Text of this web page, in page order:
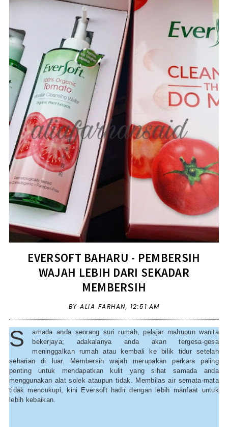
EVERSOFT BAHARU - PEMBERSIH
WAJAH LEBIH DARI SEKADAR
MEMBERSIH
BY ALIA FARHAN, 12:51 AM
S
amada anda seorang suri rumah, pelajar mahupun wanita
bekerjaya; adakalanya anda akan tergesa-gesa
meninggalkan rumah atau kembali ke bilik tidur setelah
seharian di luar. Membersih wajah merupakan perkara paling
penting untuk mendapatkan kulit yang sihat samada anda
menggunakan alat solek ataupun tidak. Membilas air semata-mata
tidak mencukupi, kini Eversoft hadir dengan lebih manfaat untuk
lebih kebaikan.